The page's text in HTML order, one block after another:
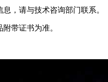
，请与技术咨询部门联系。
带证书为准。